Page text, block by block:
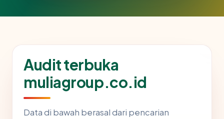
Audit terbuka
muliagroup.co.id
Data di bawah berasal dari pencarian